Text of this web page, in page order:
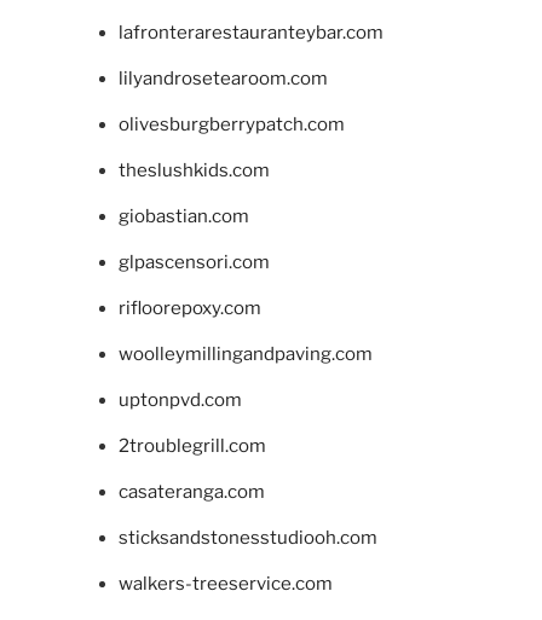
lafronterarestauranteybar.com
lilyandrosetearoom.com
olivesburgberrypatch.com
theslushkids.com
giobastian.com
glpascensori.com
rifloorepoxy.com
woolleymillingandpaving.com
uptonpvd.com
2troublegrill.com
casateranga.com
sticksandstonesstudiooh.com
walkers-treeservice.com